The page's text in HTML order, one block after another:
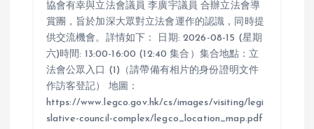
協會有幸與立法會議員 李廣宇議員 合辦立法會導
賞團，旨於加深大眾對立法會運作的認識，同時提
供交流機會。詳情如下： 日期: 2026-08-15 (星期
六)時間: 13:00-16:00 (12:40 集合）集合地點：立
法會公眾入口 (1)（請帶備有相片的身份證明文件
作訪客登記） 地圖：
https://www.legco.gov.hk/cs/images/visiting/legi
slative-council-complex/legco_location_map.pdf